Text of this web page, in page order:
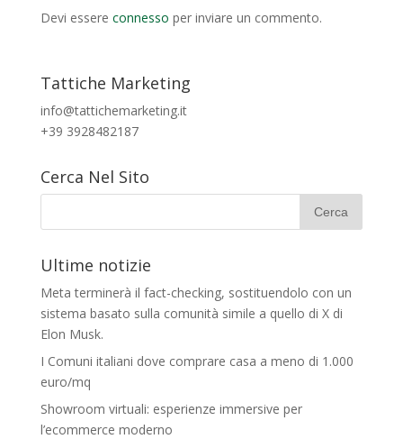
Devi essere connesso per inviare un commento.
Tattiche Marketing
info@tattichemarketing.it
+39 3928482187
Cerca Nel Sito
Ultime notizie
Meta terminerà il fact-checking, sostituendolo con un
sistema basato sulla comunità simile a quello di X di
Elon Musk.
I Comuni italiani dove comprare casa a meno di 1.000
euro/mq
Showroom virtuali: esperienze immersive per
l’ecommerce moderno